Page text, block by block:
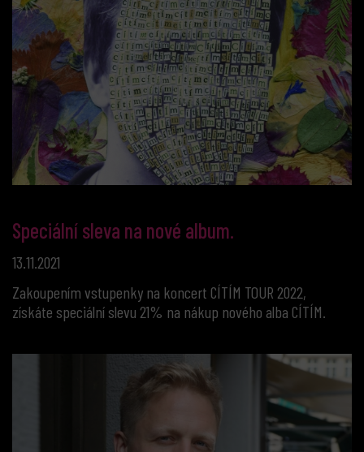
Speciální sleva na nové album.
13.11.2021
Zakoupením vstupenky na koncert CÍTÍM TOUR 2022,
získáte speciální slevu 21% na nákup nového alba CÍTÍM.